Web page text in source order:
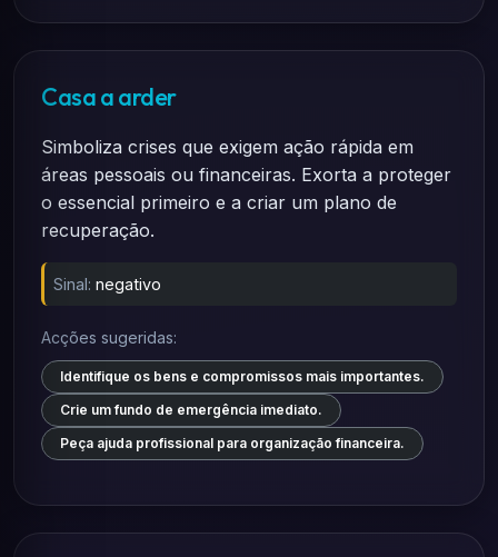
Casa a arder
Simboliza crises que exigem ação rápida em
áreas pessoais ou financeiras. Exorta a proteger
o essencial primeiro e a criar um plano de
recuperação.
Sinal: negativo
Acções sugeridas:
Identifique os bens e compromissos mais importantes.
Crie um fundo de emergência imediato.
Peça ajuda profissional para organização financeira.